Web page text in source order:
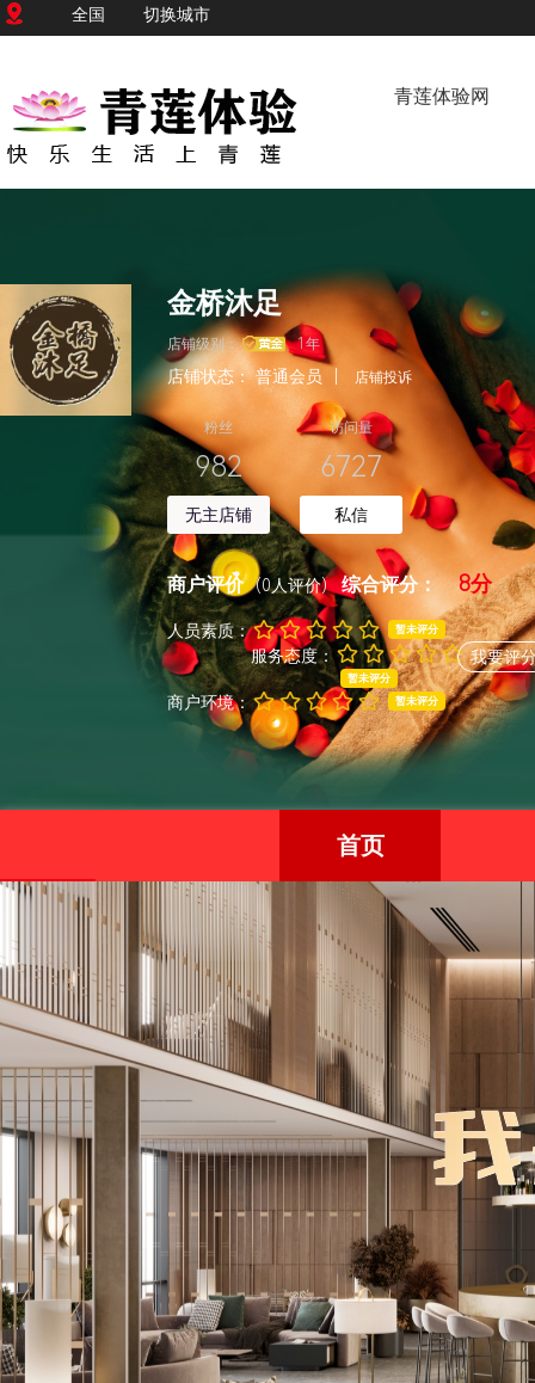
全国 切换城市
青莲体验网
金桥沐足
店铺级别： 1年
店铺状态：普通会员 店铺投诉
粉丝
982
无主店铺
访问量
6727
私信
商户评价 (0人评价)综合评分： 8分
人员素质： 暂未评分
服务态度：
暂未评分
商户环境： 暂未评分
我要评
首页